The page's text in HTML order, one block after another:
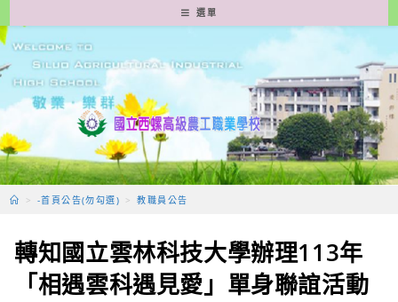
轉
至
要
容
選單
> -首頁公告(勿勾選) > 教職員公告
轉知國立雲林科技大學辦理113年
「相遇雲科遇見愛」單身聯誼活動